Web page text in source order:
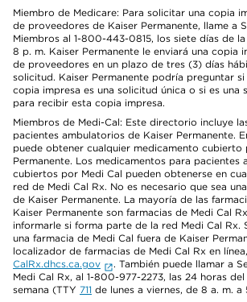
Miembro de Medicare: Para solicitar una copia
de proveedores de Kaiser Permanente, llame a
Miembros al 1-800-443-0815, los siete días de
8 p. m. Kaiser Permanente le enviará una copia
de proveedores en un plazo de tres (3) días
solicitud. Kaiser Permanente podría preguntar
copia impresa es una solicitud única o si es una
para recibir esta copia impresa.
Miembros de Medi-Cal: Este directorio incluye
pacientes ambulatorios de Kaiser Permanente.
puede obtener cualquier medicamento cubierto
Permanente. Los medicamentos para pacientes
cubiertos por Medi Cal pueden obtenerse en
red de Medi Cal Rx. No es necesario que sea
de Kaiser Permanente. La mayoría de las
Kaiser Permanente son farmacias de Medi Cal
informarle si forma parte de la red Medi Cal Rx.
una farmacia de Medi Cal fuera de Kaiser
localizador de farmacias de Medi Cal Rx en
CalRx.dhcs.ca.gov
. También puede llamar a
Medi Cal Rx, al 1-800-977-2273, las 24 horas
semana (TTY 711 de lunes a viernes, de 8 a. m. a